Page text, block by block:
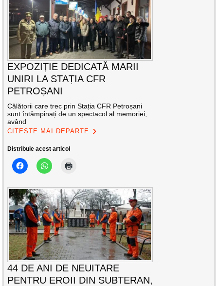
EXPOZIȚIE DEDICATĂ MARII
UNIRI LA STAȚIA CFR
PETROȘANI
Călătorii care trec prin Stația CFR Petroșani
sunt întâmpinați de un spectacol al memoriei,
având
CITEȘTE MAI DEPARTE
Distribuie acest articol
44 DE ANI DE NEUITARE
PENTRU EROII DIN SUBTERAN,